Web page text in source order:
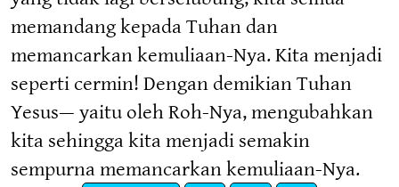
memandang kepada Tuhan dan
memancarkan kemuliaan-Nya. Kita menjadi
seperti cermin! Dengan demikian Tuhan
Yesus— yaitu oleh Roh-Nya, mengubahkan
kita sehingga kita menjadi semakin
sempurna memancarkan kemuliaan-Nya.